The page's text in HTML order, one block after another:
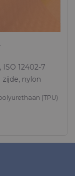
12402-7
nylon
(TPU)